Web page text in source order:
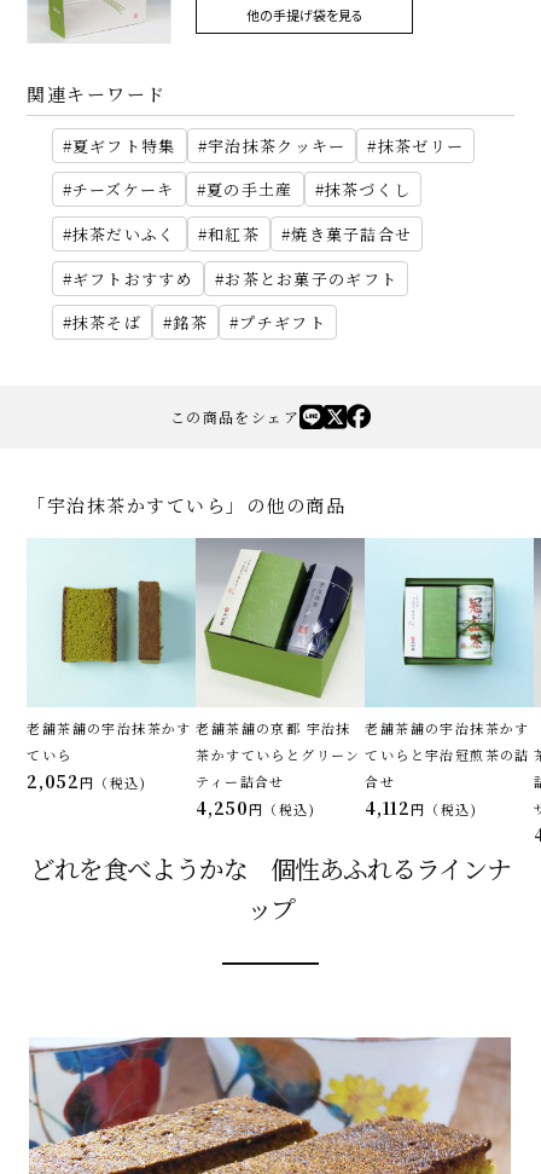
他の手提げ袋を見る
関連キーワード
夏ギフト特集 宇治抹茶クッキー
抹茶ゼリー
チーズケーキ
夏の手土産
抹茶づくし
抹茶だいふく
和紅茶
焼き菓子詰合せ
ギフトおすすめ
お茶とお菓子のギフト
抹茶そば
銘茶 プチギフト
この商品をシェア
「宇治抹茶かすていら」の他の商品
老舗茶舗の宇治抹茶かす
ていら
2,052 税込
老舗茶舗の京都 宇治抹
茶かすていらとグリーン
ティー詰合せ
4,250 税込
老舗茶舗の宇治抹茶かす
ていらと宇治冠煎茶の詰
合せ
4,112 税込
どれを食べようかな 個性あふれるラインナ
ップ